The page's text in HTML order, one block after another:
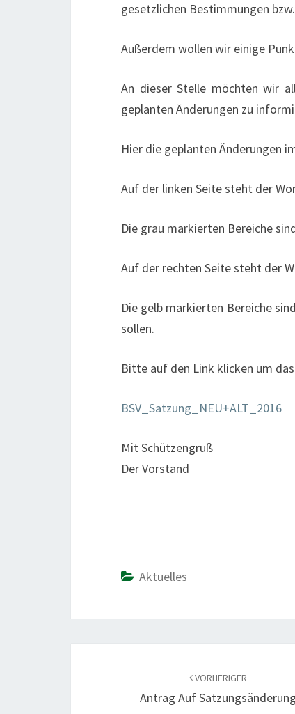
gesetzlichen Bestimmungen
Außerdem wollen wir einige
An dieser Stelle möchten wir
geplanten Änderungen zu
Hier die geplanten Änderungen
Auf der linken Seite steht der
Die grau markierten Bereiche
Auf der rechten Seite steht der
Die gelb markierten Bereiche
sollen.
Bitte auf den Link klicken um
BSV_Satzung_NEU+ALT_2016
Mit Schützengruß
Der Vorstand
Aktuelles
VORHERIGER
Antrag Auf Satzungsänderung